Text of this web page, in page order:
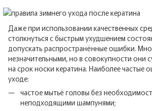
Даже при использовании качественных
столкнуться с быстрым ухудшением
допускать распространённые ошибки.
незначительными, но в совокупности они
на срок носки кератина. Наиболее частые
уходе:
частое мытьё головы без
неподходящими шампунями;